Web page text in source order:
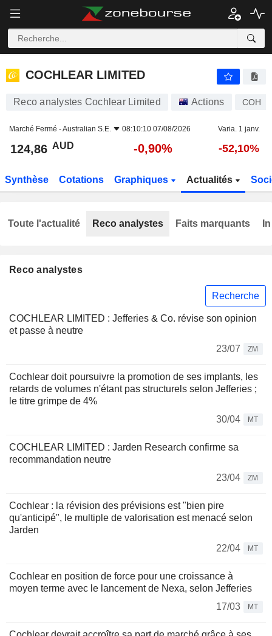
COCHLEAR LIMITED
COCHLEAR LIMITED
Reco analystes Cochlear Limited Actions COH
Marché Fermé -Australian S.E. 08:10:10 07/08/2026 Varia. 1 janv.
124,86 AUD -0,90% -52,10%
Synthèse Cotations Graphiques Actualités
Reco analystes
Recherche
COCHLEAR LIMITED : Jefferies & Co. révise son opinion
et passe à neutre
23/07
ZM
Cochlear doit poursuivre la promotion de ses implants, les
retards de volumes n'étant pas structurels selon Jefferies ;
le titre grimpe de 4%
30/04
MT
COCHLEAR LIMITED : Jarden Research confirme sa
recommandation neutre
23/04
ZM
Cochlear : la révision des prévisions est "bien pire
qu'anticipé", le multiple de valorisation est menacé selon
Jarden
22/04
MT
Cochlear en position de force pour une croissance à
moyen terme avec le lancement de Nexa, selon Jefferies
17/03
MT
Toute l'actualité Reco analystes Faits marquants